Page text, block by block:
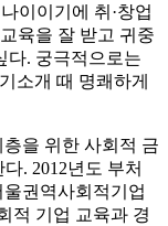
이이기에 취·창업
육을 잘 받고 귀중
다. 궁극적으로는
소개 때 명쾌하게
을 위한 사회적 금
. 2012년도 부처
권역사회적기업
적 기업 교육과 경